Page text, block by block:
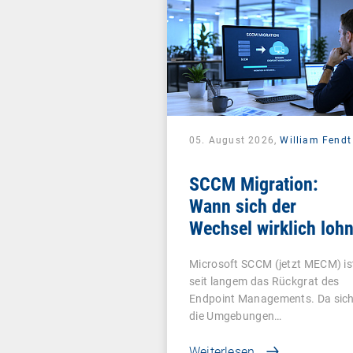
05. August 2026,William Fendt
SCCM Migration:
Wann sich der
Wechsel wirklich
Microsoft SCCM (jetzt MECM)
seit langem das Rückgrat des
Endpoint Managements. Da sich
die Umgebungen…